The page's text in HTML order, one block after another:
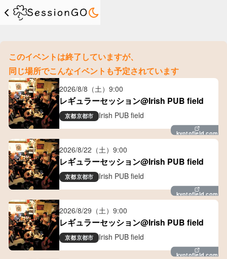
このイベントは終了していますが、
同じ場所でこんなイベントも予定されています
2026/8/8（土） 9:00
レギュラーセッション@Irish PUB field
京都京都市 Irish PUB field
kyotofield.com
2026/8/22（土） 9:00
レギュラーセッション@Irish PUB field
京都京都市 Irish PUB field
kyotofield.com
2026/8/29（土） 9:00
レギュラーセッション@Irish PUB field
京都京都市 Irish PUB field
kyotofield.com